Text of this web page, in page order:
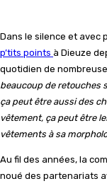
Dans le silence et avec
p’tits points à Dieuze
quotidien de
beaucoup de retouches
ça peut être aussi des
vêtement, ça peut être
vêtements à sa
Au fil des années, la
noué des partenariats